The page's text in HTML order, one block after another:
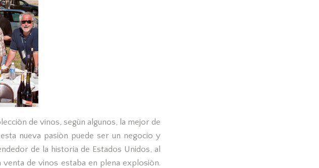
de vinos, segùn algunos, la mejor de
nueva pasiòn puede ser un negocio y
de la historia de Estados Unidos, al
de vinos estaba en plena explosiòn.